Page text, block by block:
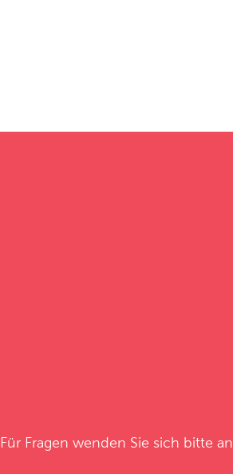
. Für Fragen wenden Sie sich bitte an